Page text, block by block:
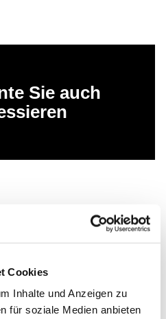
Cookies
Inhalte und Anzeigen zu
für soziale Medien anbieten
Sie auch